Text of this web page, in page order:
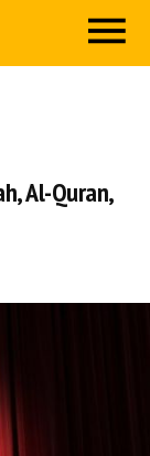
Al-Quran,